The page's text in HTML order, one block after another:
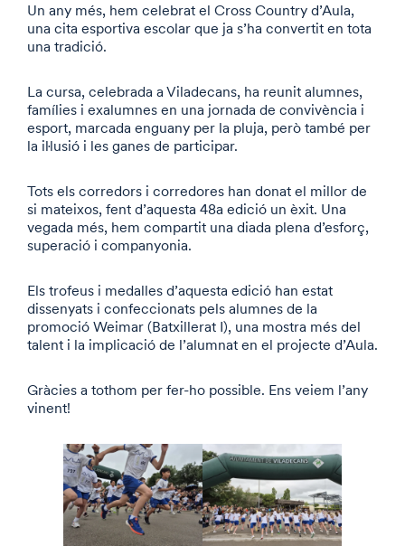
Un any més, hem celebrat el Cross Country d’Aula,
una cita esportiva escolar que ja s’ha convertit en tota
una tradició.
La cursa, celebrada a Viladecans, ha reunit alumnes,
famílies i exalumnes en una jornada de convivència i
esport, marcada enguany per la pluja, però també per
la il·lusió i les ganes de participar.
Tots els corredors i corredores han donat el millor de
si mateixos, fent d’aquesta 48a edició un èxit. Una
vegada més, hem compartit una diada plena d’esforç,
superació i companyonia.
Els trofeus i medalles d’aquesta edició han estat
dissenyats i confeccionats pels alumnes de la
promoció Weimar (Batxillerat I), una mostra més del
talent i la implicació de l’alumnat en el projecte d’Aula.
Gràcies a tothom per fer-ho possible. Ens veiem l’any
vinent!